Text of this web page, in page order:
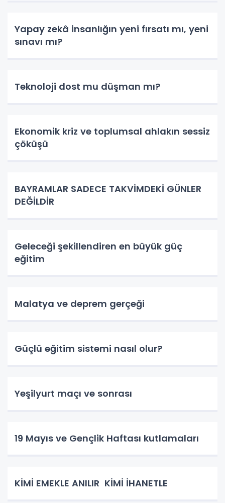
Yapay zekâ insanlığın yeni fırsatı mı, yeni
sınavı mı?
Teknoloji dost mu düşman mı?
Ekonomik kriz ve toplumsal ahlakın sessiz
çöküşü
BAYRAMLAR SADECE TAKVİMDEKİ GÜNLER
DEĞİLDİR
Geleceği şekillendiren en büyük güç
eğitim
Malatya ve deprem gerçeği
Güçlü eğitim sistemi nasıl olur?
Yeşilyurt maçı ve sonrası
19 Mayıs ve Gençlik Haftası kutlamaları
KİMİ EMEKLE ANILIR KİMİ İHANETLE